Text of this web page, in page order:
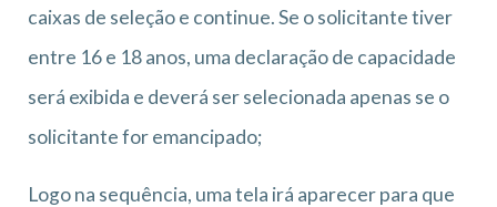
caixas de seleção e continue. Se o solicitante tiver
entre 16 e 18 anos, uma declaração de capacidade
será exibida e deverá ser selecionada apenas se o
solicitante for emancipado;
Logo na sequência, uma tela irá aparecer para que